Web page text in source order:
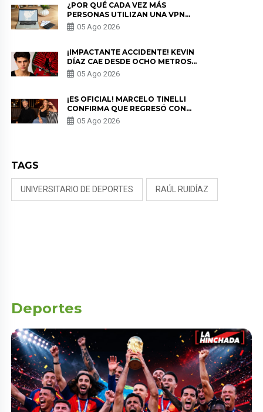
¿POR QUÉ CADA VEZ MÁS
PERSONAS UTILIZAN UNA VPN
PARA PROTEGER SU
PRIVACIDAD?
05 Ago 2026
¡IMPACTANTE ACCIDENTE! KEVIN
DÍAZ CAE DESDE OCHO METROS
EN “ESTO ES GUERRA” Y GENERA
PREOCUPACIÓN
05 Ago 2026
¡ES OFICIAL! MARCELO TINELLI
CONFIRMA QUE REGRESÓ CON
MILETT FIGUEROA: “EL AMOR
PUDO MÁS”
05 Ago 2026
TAGS
UNIVERSITARIO DE DEPORTES RAÚL RUIDÍAZ
Deportes